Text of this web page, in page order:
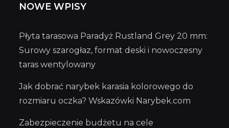
NOWE WPISY
Płyta tarasowa Paradyż Rustland Grey 20 mm:
Surowy szarogłaz, format deski i nowoczesny
taras wentylowany
Jak dobrać narybek karasia kolorowego do
rozmiaru oczka? Wskazówki Narybek.com
Zabezpieczenie budżetu na cele